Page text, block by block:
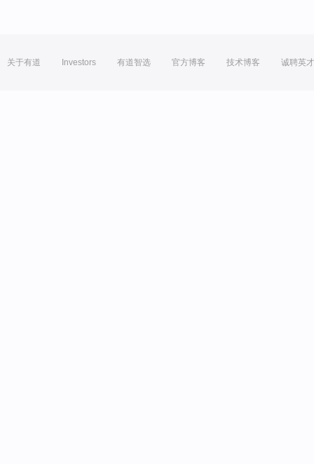
关于有道 Investors 有道智选 官方博客 技术博客 诚聘英才